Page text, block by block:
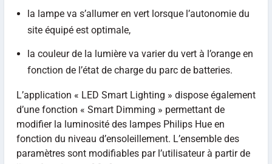
la lampe va s’allumer en vert lorsque l’autonomie du
site équipé est optimale,
la couleur de la lumière va varier du vert à l’orange en
fonction de l’état de charge du parc de batteries.
L’application « LED Smart Lighting » dispose également
d’une fonction « Smart Dimming » permettant de
modifier la luminosité des lampes Philips Hue en
fonction du niveau d’ensoleillement. L’ensemble des
paramètres sont modifiables par l’utilisateur à partir de